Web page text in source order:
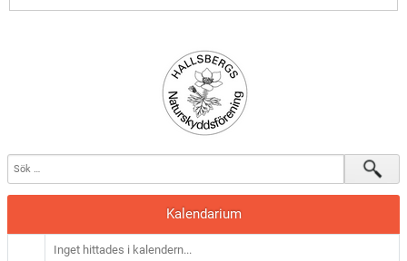
Kalendarium
Inget hittades i kalendern...